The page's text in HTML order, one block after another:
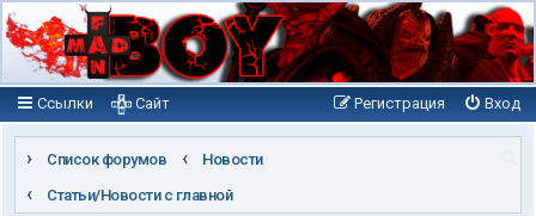
Ссылки Вход
Регистрация
Сайт
Список форумов
Новости
Статьи/Новости с главной